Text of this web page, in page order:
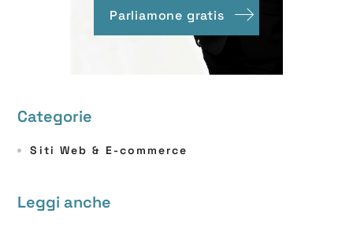
Parliamone gratis
Categorie
Siti Web & E-commerce
Leggi anche